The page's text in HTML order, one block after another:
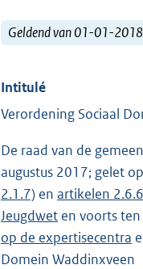
Geldend van 01-01-
Intitulé
Verordening Sociaal
De raad van de
augustus 2017; gelet
2.1.7) en artikelen 2.6.6
Jeugdwet en voorts
op de expertisecentra
Domein Waddinxveen